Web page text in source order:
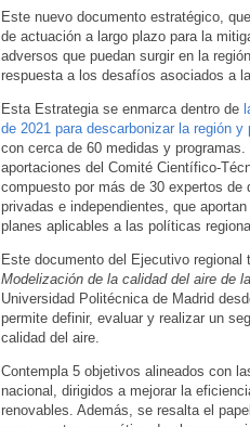
Este nuevo documento estratégico,
de actuación a largo plazo para la
adversos que puedan surgir en la
respuesta a los desafíos asociados a
Esta Estrategia se enmarca dentro de
de 2021 para descarbonizar la región y
con cerca de 60 medidas y
aportaciones del Comité Científico-
compuesto por más de 30 expertos
privadas e independientes, que
planes aplicables a las políticas
Este documento del Ejecutivo
Modelización de la calidad del aire de
Universidad Politécnica de Madrid
permite definir, evaluar y realizar un
calidad del aire.
Contempla 5 objetivos alineados con
nacional, dirigidos a mejorar la
renovables. Además, se resalta el